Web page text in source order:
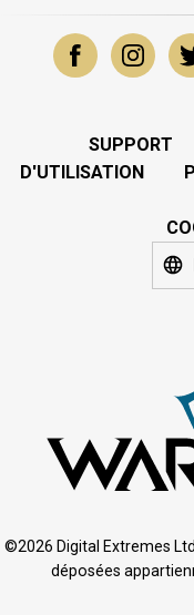
SUPPORT
D'UTILISATION
©2026 Digital Extremes
déposées